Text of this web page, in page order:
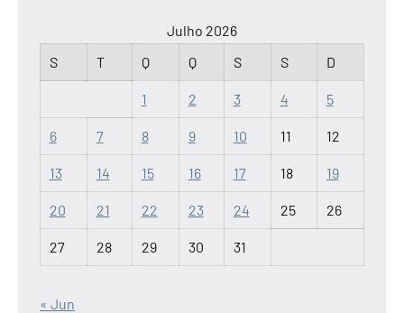
Julho 2026
S
T Q Q S S D
1 2 3 4 5
6 7 8 9 10 11 12
13 14 15 16 17 18 19
20 21 22 23 24 25 26
27 28 29 30 31
« Jun